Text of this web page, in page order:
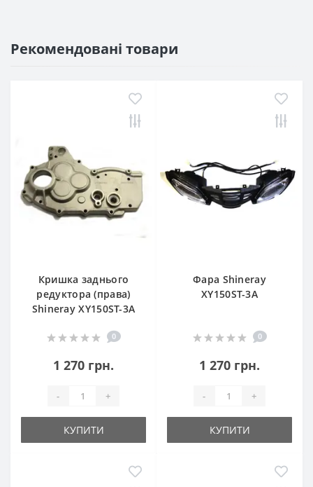
Рекомендовані товари
Кришка заднього
редуктора (права)
Shineray XY150ST-3A
0
1 270 грн.
- +
КУПИТИ
Фара Shineray
XY150ST-3A
0
1 270 грн.
- +
КУПИТИ